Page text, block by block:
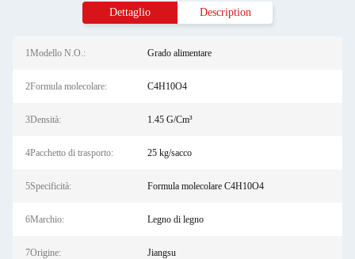
Dettaglio Description
1Modello N.O.: Grado alimentare
2Formula molecolare: C4H10O4
3Densità: 1.45 G/Cm³
4Pacchetto di trasporto: 25 kg/sacco
5Specificità: Formula molecolare C4H10O4
6Marchio: Legno di legno
7Origine: Jiangsu